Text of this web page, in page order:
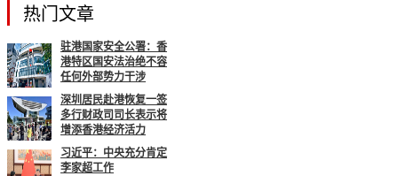
热门文章
驻港国家安全公署：香
港特区国安法治绝不容
任何外部势力干涉
深圳居民赴港恢复一签
多行财政司司长表示将
增添香港经济活力
习近平：中央充分肯定
李家超工作